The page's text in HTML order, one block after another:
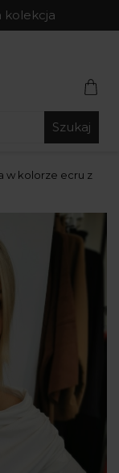
kolekcja
Szukaj
w kolorze ecru z